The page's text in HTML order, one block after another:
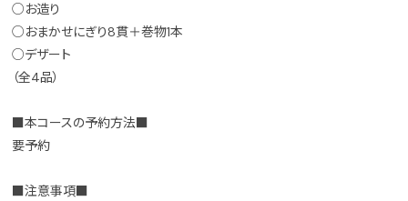
○お造り
○おまかせにぎり8貫＋巻物1本
○デザート
（全4品）
■本コースの予約方法■
要予約
■注意事項■